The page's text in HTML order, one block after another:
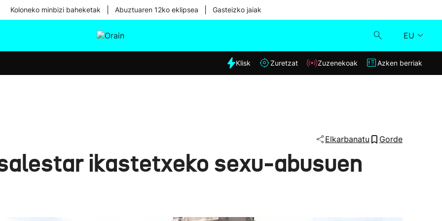
Koloneko minbizi baheketak Abuztuaren 12ko eklipsea Gasteizko jaiak
EU
Eguraldia
Klisk
Klisk Zuretzat Zuzenekoak Azken berriak
Elkarbanatu Gorde
ikastetxeko sexu-abusuen